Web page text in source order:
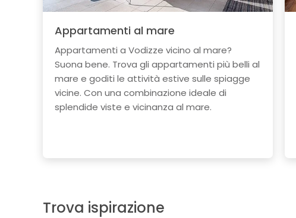
Appartamenti al mare
Appartamenti a Vodizze vicino al mare?
Suona bene. Trova gli appartamenti più belli al
mare e goditi le attività estive sulle spiagge
vicine. Con una combinazione ideale di
splendide viste e vicinanza al mare.
Trova ispirazione